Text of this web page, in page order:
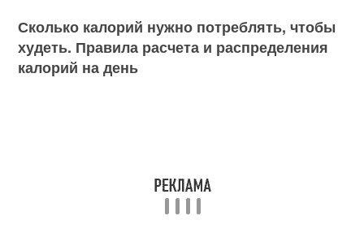
Сколько калорий нужно потреблять, чтобы
худеть. Правила расчета и распределения
калорий на день